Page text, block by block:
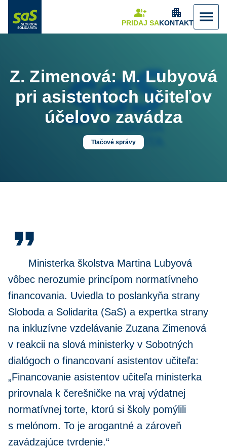
group_add
PRIDAJ SA
apartment
KONTAKT menu
Z. Zimenová: M. Lubyová
pri asistentoch učiteľov
účelovo zavádza
Tlačové správy
format_quote
Ministerka školstva Martina Lubyová
vôbec nerozumie princípom normatívneho
financovania. Uviedla to poslankyňa strany
Sloboda a Solidarita (SaS) a expertka strany
na inkluzívne vzdelávanie Zuzana Zimenová
v reakcii na slová ministerky v Sobotných
dialógoch o financovaní asistentov učiteľa:
„Financovanie asistentov učiteľa ministerka
prirovnala k čerešničke na vraj výdatnej
normatívnej torte, ktorú si školy pomýlili
s melónom. To je arogantné a zároveň
zavádzajúce tvrdenie.“